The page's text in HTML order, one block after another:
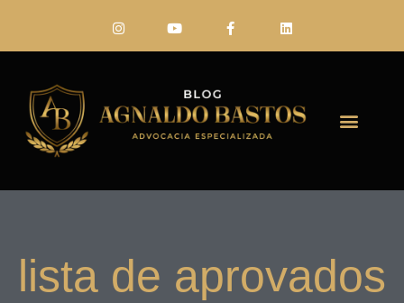
lista de aprovados